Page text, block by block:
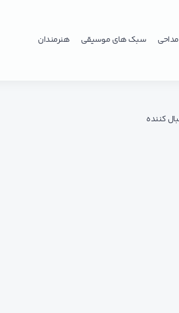
مداحی سبک های موسیقی هنرمندان